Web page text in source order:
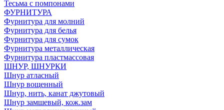
Тесьма с помпонами
ФУРНИТУРА
Фурнитура для молний
Фурнитура для белья
Фурнитура для сумок
Фурнитура металлическая
Фурнитура пластмассовая
ШНУР, ШНУРКИ
Шнур атласный
Шнур вощенный
Шнур, нить, канат джутовый
Шнур замшевый, кож.зам